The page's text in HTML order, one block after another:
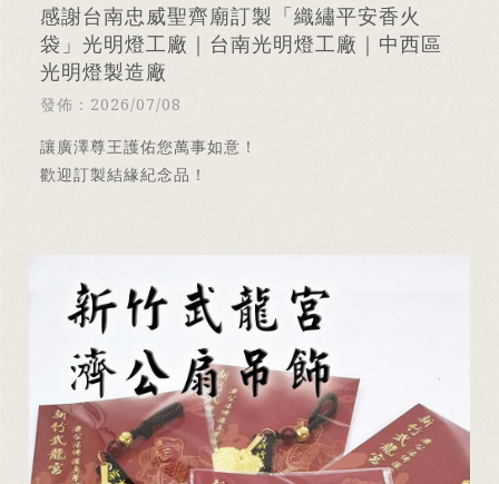
感謝台南忠威聖齊廟訂製「織繡平安香火
袋」光明燈工廠｜台南光明燈工廠｜中西區
光明燈製造廠
發佈：2026/07/08
讓廣澤尊王護佑您萬事如意！
歡迎訂製結緣紀念品！